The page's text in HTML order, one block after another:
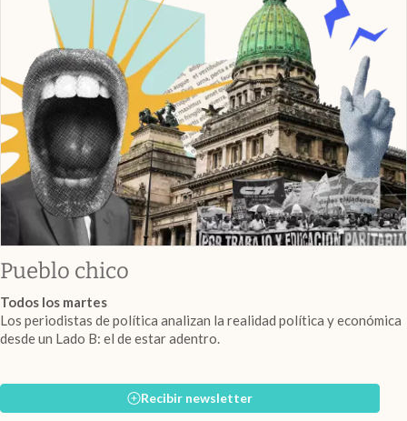
Pueblo chico
Todos los martes
Los periodistas de política analizan la realidad política y económica
desde un Lado B: el de estar adentro.
Recibir newsletter